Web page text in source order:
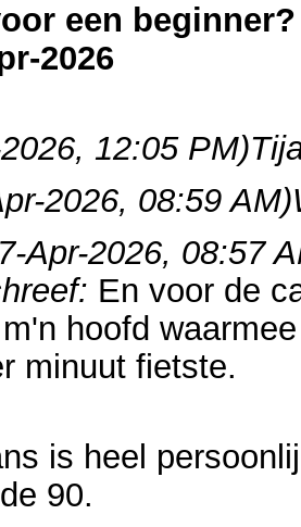
een
2026
12:05 PM)
2026, 08:59 AM)
Apr-2026, 08:57
En voor de
hoofd
minuut fietste.
is heel
90.